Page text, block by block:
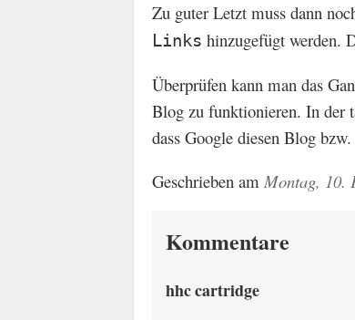
Zu guter Letzt muss dann
Links hinzugefügt werden.
Überprüfen kann man das
Blog zu funktionieren. In der
dass Google diesen Blog
Geschrieben am Montag, 10.
Kommentare
hhc cartridge